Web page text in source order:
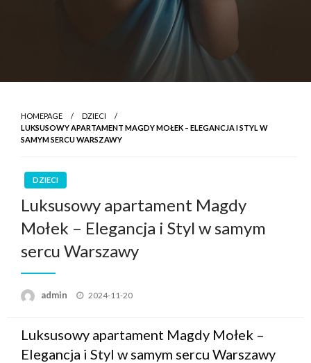
HOMEPAGE
DZIECI
LUKSUSOWY APARTAMENT MAGDY MOŁEK – ELEGANCJA I STYL W
SAMYM SERCU WARSZAWY
DZIECI
Luksusowy apartament Magdy
Mołek – Elegancja i Styl w samym
sercu Warszawy
admin
Posted
2024-11-20
Luksusowy apartament Magdy Mołek –
Elegancja i Styl w samym sercu Warszawy